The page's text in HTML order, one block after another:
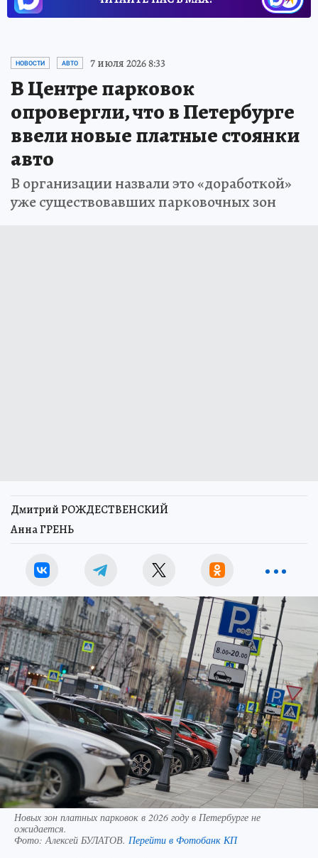
НОВОСТИ АВТО 7 июля 2026 8:33
В Центре парковок
опровергли, что в Петербурге
ввели новые платные стоянки
авто
В организации назвали это «доработкой»
уже существовавших парковочных зон
Дмитрий РОЖДЕСТВЕНСКИЙ
Анна ГРЕНЬ
Новых зон платных парковок в 2026 году в Петербурге не
ожидается.
Фото:Алексей БУЛАТОВ. Перейти в Фотобанк КП